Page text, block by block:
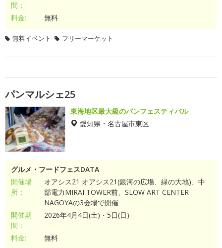
間：
料金: 無料
無料イベント フリーマーケット
パンマルシェ25
東海地区最大級のパンフェスティバル
愛知県・名古屋市東区
グルメ・フードフェスDATA
開催場
所：
オアシス21 オアシス21(銀河の広場、緑の大地)、中
部電力MIRAI TOWER前、SLOW ART CENTER
NAGOYAの3会場で開催
開催期
間：
2026年4月4日(土)・5日(日)
料金: 無料